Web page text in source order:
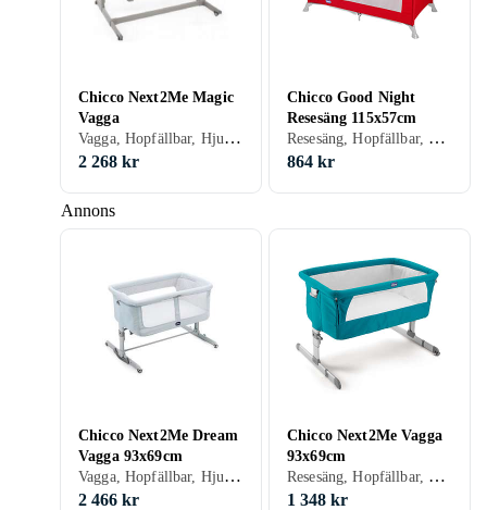
Annons
Chicco Next2Me Magic
Vagga
Vagga, Hopfällbar, Hjul, Gungfunktion
2 268 kr
Chicco Good Night
Resesäng 115x57cm
Resesäng, Hopfällbar, Gungfunktion, 57 cm, 115 cm
864 kr
Chicco Next2Me Dream
Vagga 93x69cm
Vagga, Hopfällbar, Hjul, Gungfunktion, 69 cm, 93 cm
2 466 kr
Chicco Next2Me Vagga
93x69cm
Resesäng, Hopfällbar, Hjul, Gungfunktion, Avtagbar sida, Höj- och sänkbar botten, 69 cm, 93 cm
1 348 kr